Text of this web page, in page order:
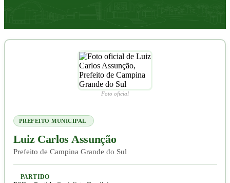
Foto oficial
PREFEITO MUNICIPAL
Luiz Carlos Assunção
Prefeito de Campina Grande do Sul
PARTIDO